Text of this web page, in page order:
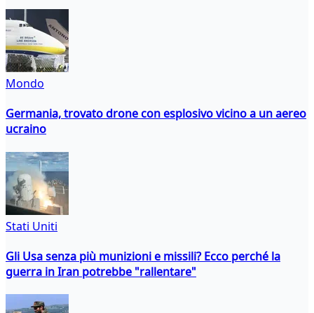
Mondo
Germania, trovato drone con esplosivo vicino a un aereo
ucraino
Stati Uniti
Gli Usa senza più munizioni e missili? Ecco perché la
guerra in Iran potrebbe "rallentare"